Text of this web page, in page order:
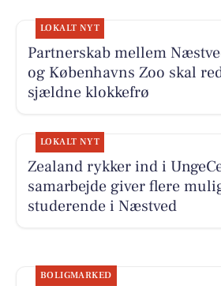
LOKALT NYT
Partnerskab mellem
og Københavns Zoo skal
sjældne klokkefrø
LOKALT NYT
Zealand rykker ind i
samarbejde giver flere
studerende i Næstved
BOLIGMARKED